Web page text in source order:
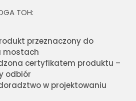
TOH:
przeznaczony do
mostach
certyfikatem produktu –
odbiór
w projektowaniu